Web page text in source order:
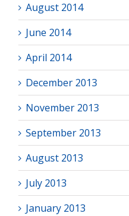
August 2014
June 2014
April 2014
December 2013
November 2013
September 2013
August 2013
July 2013
January 2013